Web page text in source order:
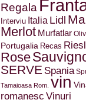
Regala
Interviu Italia Lidl
Merlot Murfatlar
Portugalia Recas
Rose
SERVE Spania
Tamaioasa Rom. vin
romanesc Vinuri